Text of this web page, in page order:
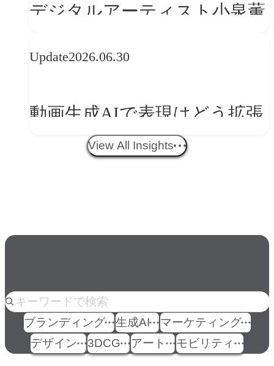
デジタルアーティスト小泉薫
ークフロー設計と「ノイズと
Update2026.06.30
動画生成AIで表現はどう拡張
する？映像ディレクター橋本
View All Insights
人気のkeyword
ブランディング 生成AI
マーケティング
デザイン
3DCG アート モビリティ